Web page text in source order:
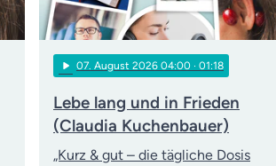
play_arrow 07 . August 2026 04:00 · 01:18
Lebe lang und in Frieden
(Claudia Kuchenbauer)
„Kurz & gut – die tägliche Dosis